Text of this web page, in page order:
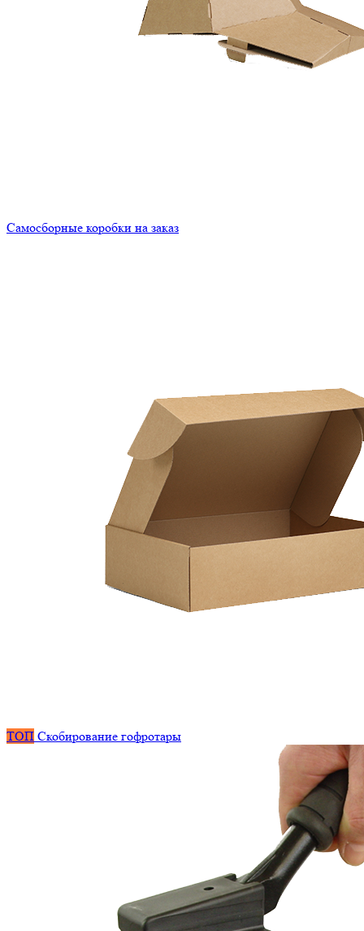
Самосборные коробки на заказ
ТОП Скобирование гофротары